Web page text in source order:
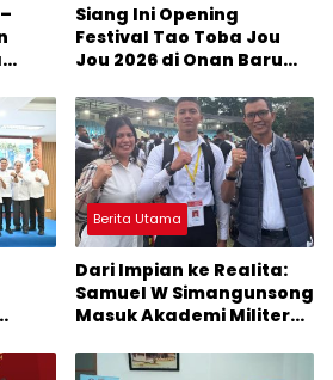
Siang Ini Opening
Festival Tao Toba Jou
Jou 2026 di Onan Baru
Dihibur Marsada Band
Berita Utama
Dari Impian ke Realita:
Samuel W Simangunsong
Masuk Akademi Militer